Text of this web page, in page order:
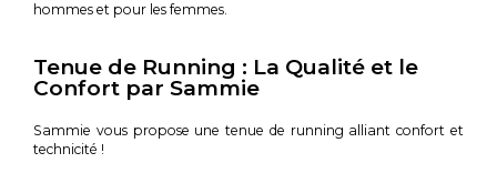
hommes et pour les femmes.
Tenue de Running : La Qualité et le
Confort par Sammie
Sammie vous propose une tenue de running alliant confort et
technicité !